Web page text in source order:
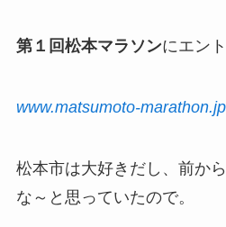
第１回松本マラソンにエン
www.matsumoto-marathon.jp
松本市は大好きだし、前か
な～と思っていたので。